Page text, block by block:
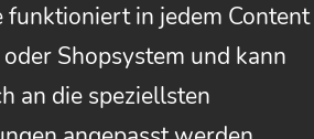
funktioniert in jedem Content
Shopsystem und kann
an die speziellsten